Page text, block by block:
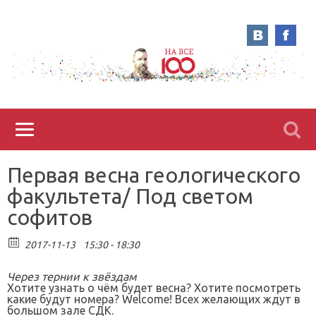
Первая весна геологического
факультета/ Под светом
софитов
2017-11-13 15:30 - 18:30
Через тернии к звёздам
Хотите узнать о чём будет весна? Хотите посмотреть
какие будут номера? Welcome! Всех желающих ждут в
большом зале СДК.